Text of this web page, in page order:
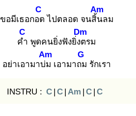
ขอมีเธอกอด
C
ไปตลอด จนสิ้น
Am
ลม
คำ
C
พูดคนยิ่งฟังยิ่งต
Dm
รม
อย่าเอามาบ่ม
Am
เอามาถม
G
รักเรา
INSTRU : C | C | Am | C | C